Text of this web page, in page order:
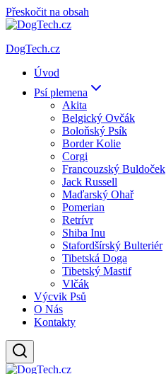
Přeskočit na obsah
DogTech.cz
Úvod
Psí plemena
Akita
Belgický Ovčák
Boloňský Psík
Border Kolie
Corgi
Francouzský Buldoček
Jack Russell
Maďarský Ohař
Pomerian
Retrívr
Shiba Inu
Stafordšírský Bulteriér
Tibetská Doga
Tibetský Mastif
Vlčák
Výcvik Psů
O Nás
Kontakty